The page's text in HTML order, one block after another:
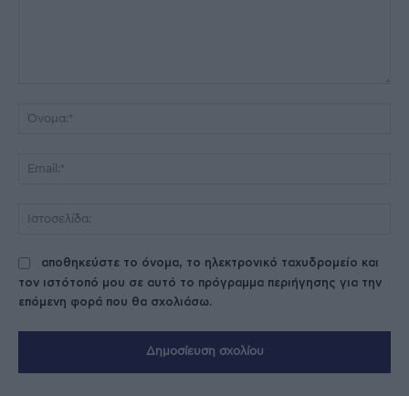
αποθηκεύστε το όνομα, το ηλεκτρονικό ταχυδρομείο και
τον ιστότοπό μου σε αυτό το πρόγραμμα περιήγησης για την
επόμενη φορά που θα σχολιάσω.